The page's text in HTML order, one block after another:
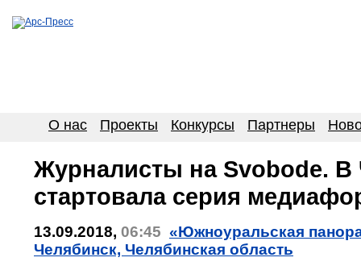
О нас Проекты Конкурсы Партнеры
Журналисты на Svobodе. В
стартовала серия
13.09.2018, 06:45 «Южноуральская
Челябинск, Челябинская область